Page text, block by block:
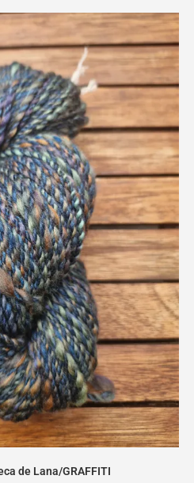
de Lana/GRAFFITI